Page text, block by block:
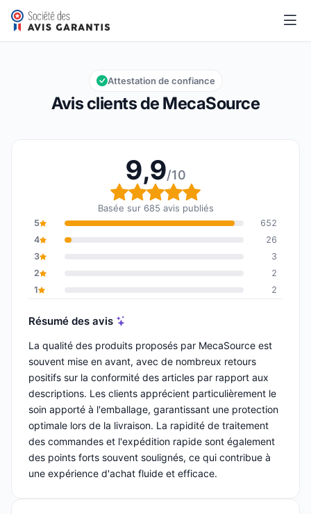
MecaSource
Note globale : 9,9 sur 10
9,9/10
Avis clients de MecaSource
Attestation de confiance
9,9/10
Note globale : 9,9 sur
Basée sur 685 avis publiés
5
652
4
26
3
3
2
2
1
2
Résumé des avis
La qualité des produits proposés par MecaSource est
souvent mise en avant, avec de nombreux retours
positifs sur la conformité des articles par rapport aux
descriptions. Les clients apprécient particulièrement le
soin apporté à l'emballage, garantissant une protection
optimale lors de la livraison. La rapidité de traitement
des commandes et l'expédition rapide sont également
des points forts souvent soulignés, ce qui contribue à
une expérience d'achat fluide et efficace.